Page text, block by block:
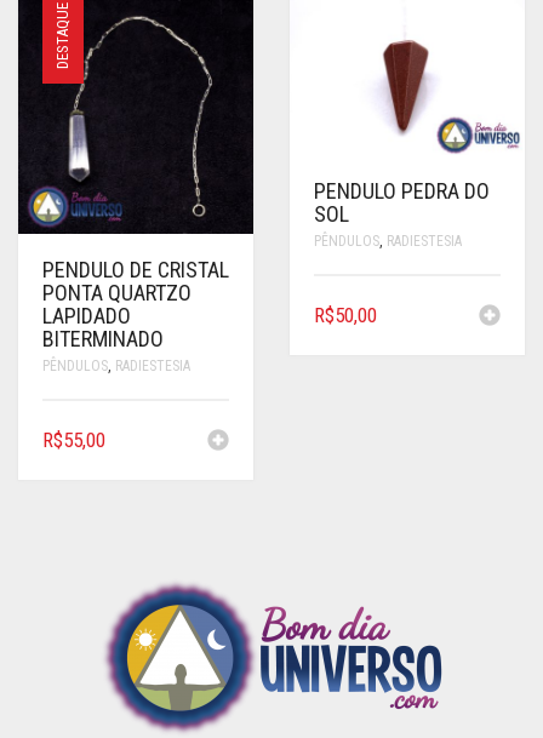
DESTAQUE
PENDULO DE CRISTAL
PONTA QUARTZO
LAPIDADO
BITERMINADO
PÊNDULOS RADIESTESIA
R$55,00
PENDULO PEDRA DO
SOL
PÊNDULOS, RADIESTESIA
R$50,00